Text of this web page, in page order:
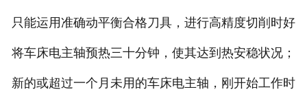
只能运用准确动平衡合格刀具，进行高精度切削时好
将车床电主轴预热三十分钟，使其达到热安稳状况；
新的或超过一个月未用的车床电主轴，刚开始工作时